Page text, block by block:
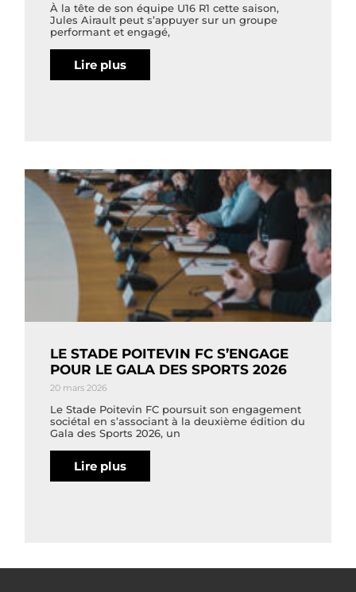
À la tête de son équipe U16 R1 cette saison,
Jules Airault peut s’appuyer sur un groupe
performant et engagé,
Lire plus
LE STADE POITEVIN FC S’ENGAGE
POUR LE GALA DES SPORTS 2026
20 mars 2026
Le Stade Poitevin FC poursuit son engagement
sociétal en s’associant à la deuxième édition du
Gala des Sports 2026, un
Lire plus